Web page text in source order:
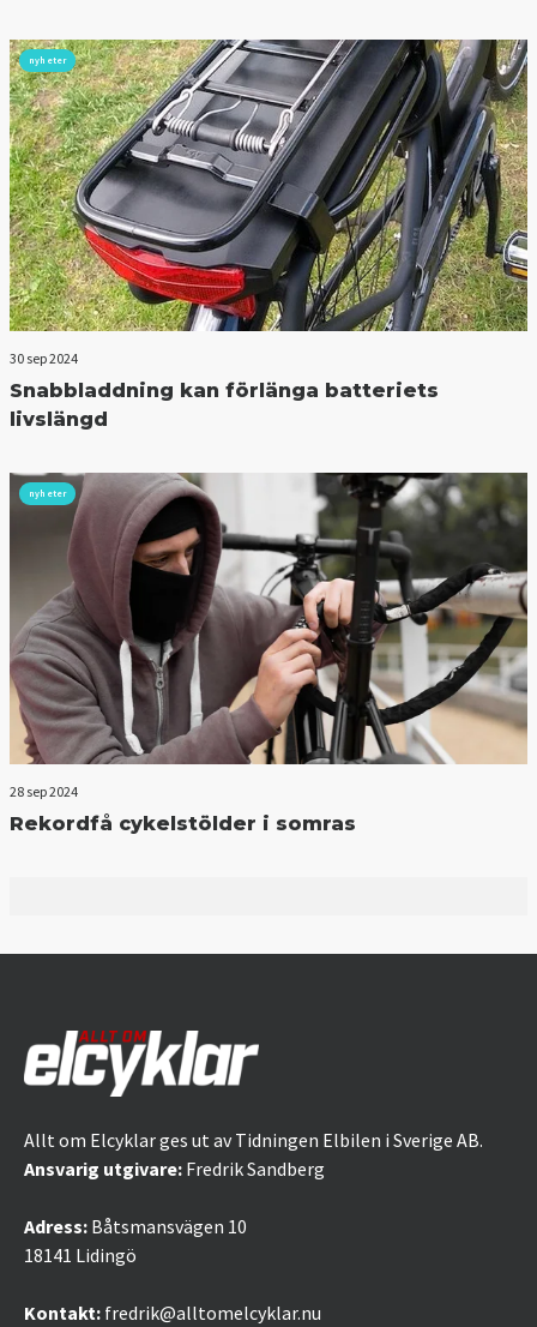
nyheter
30 sep 2024
Snabbladdning kan förlänga batteriets
livslängd
nyheter
28 sep 2024
Rekordfå cykelstölder i somras
Allt om Elcyklar ges ut av Tidningen Elbilen i Sverige AB.
Ansvarig utgivare: Fredrik Sandberg
Adress: Båtsmansvägen 10
18141 Lidingö
Kontakt: fredrik@alltomelcyklar.nu